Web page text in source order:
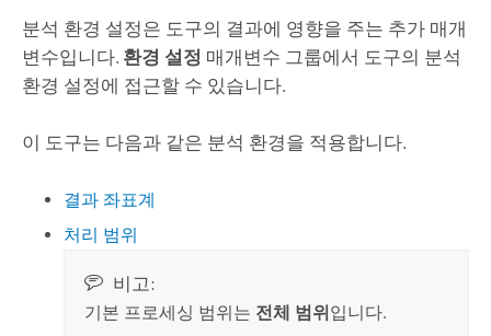
분석 환경 설정은 도구의 결과에 영향을 주는 추가 매개
변수입니다. 환경 설정 매개변수 그룹에서 도구의 분석
환경 설정에 접근할 수 있습니다.
이 도구는 다음과 같은 분석 환경을 적용합니다.
결과 좌표계
처리 범위
비고:
기본 프로세싱 범위는 전체 범위 입니다.